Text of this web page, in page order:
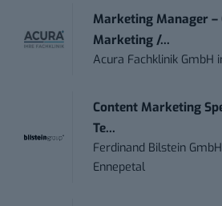
Marketing Manager –
Marketing /...
Acura Fachklinik GmbH
Content Marketing
Te...
Ferdinand Bilstein
Ennepetal